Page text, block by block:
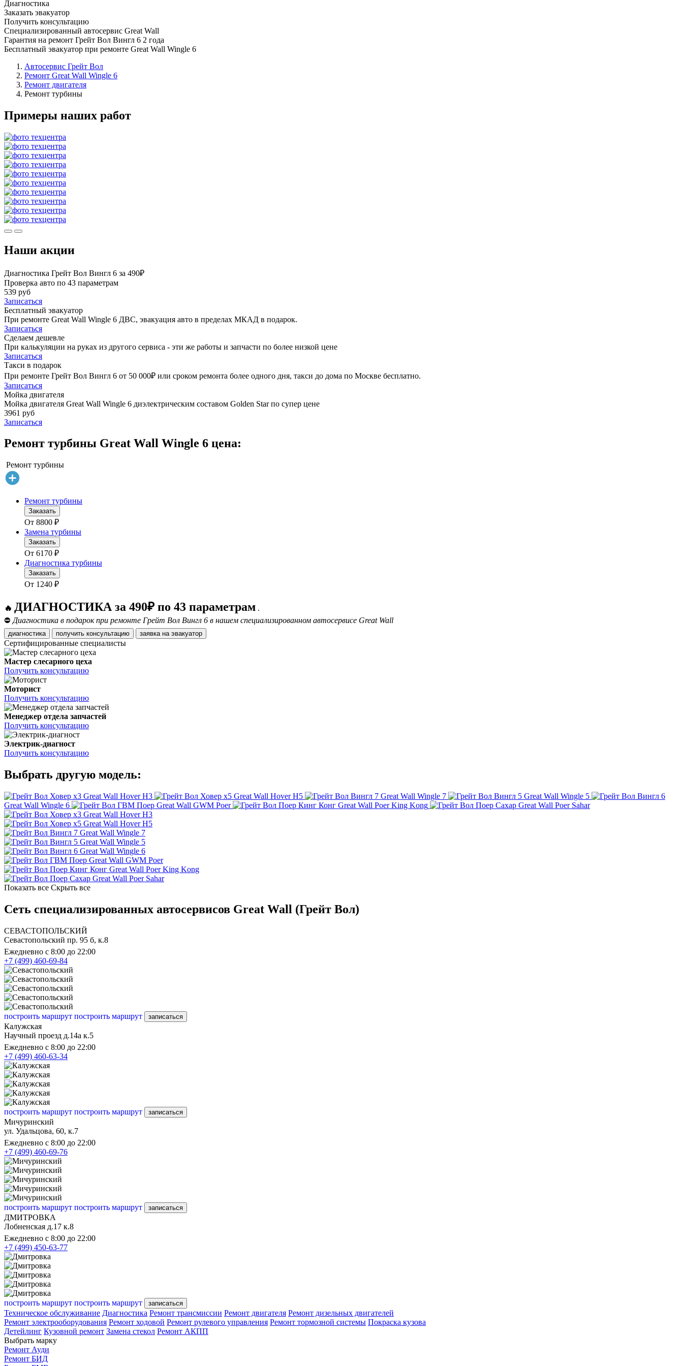
Диагностика
Заказать эвакуатор
Получить консультацию
Специализированный автосервис Great Wall
Гарантия на ремонт Грейт Вол Вингл 6 2 года
Бесплатный эвакуатор при ремонте Great Wall Wingle 6
Автосервис Грейт Вол
Ремонт Great Wall Wingle 6
Ремонт двигателя
Ремонт турбины
Примеры наших работ
Наши акции
Диагностика Грейт Вол Вингл 6 за 490₽
Проверка авто по 43 параметрам
539 руб
Записаться
Бесплатный эвакуатор
При ремонте Great Wall Wingle 6 ДВС, эвакуация авто в пределах МКАД в подарок.
Записаться
Сделаем дешевле
При калькуляции на руках из другого сервиса - эти же работы и запчасти по более низкой цене
Записаться
Такси в подарок
При ремонте Грейт Вол Вингл 6 от 50 000₽ или сроком ремонта более одного дня, такси до дома по Москве бесплатно.
Записаться
Мойка двигателя
Мойка двигателя Great Wall Wingle 6 диэлектрическим составом Golden Star по супер цене
3961 руб
Записаться
Ремонт турбины Great Wall Wingle 6 цена:
Ремонт турбины
Ремонт турбины
Заказать
От 8800 ₽
Замена турбины
Заказать
От 6170 ₽
Диагностика турбины
Заказать
От 1240 ₽
🔥 ДИАГНОСТИКА за 490₽ по 43 параметрам .
⛔ Диагностика в подарок при ремонте Грейт Вол Вингл 6 в нашем специализированном автосервисе Great Wall
диагностика получить консультацию заявка на эвакуатор
Сертифицированные специалисты
Мастер слесарного цеха
Получить консультацию
Моторист
Получить консультацию
Менеджер отдела запчастей
Получить консультацию
Электрик-диагност
Получить консультацию
Выбрать другую модель:
Great Wall Hover H3 Great Wall Hover H5 Great Wall Wingle 7
Great Wall Wingle 5
Great Wall Wingle 6
Great Wall GWM Poer Great Wall Poer King Kong
Great Wall Poer Sahar
Great Wall Hover H3
Great Wall Hover H5
Great Wall Wingle 7
Great Wall Wingle 5
Great Wall Wingle 6
Great Wall GWM Poer
Great Wall Poer King Kong
Great Wall Poer Sahar
Показать все Скрыть все
Сеть специализированных автосервисов Great Wall (Грейт Вол)
СЕВАСТОПОЛЬСКИЙ
Севастопольский пр. 95 б, к.8
Ежедневно с 8:00 до 22:00
+7 (499) 460-69-84
построить маршрут построить маршрут записаться
Калужская
Научный проезд д.14а к.5
Ежедневно с 8:00 до 22:00
+7 (499) 460-63-34
построить маршрут построить маршрут записаться
Мичуринский
ул. Удальцова, 60, к.7
Ежедневно с 8:00 до 22:00
+7 (499) 460-69-76
построить маршрут построить маршрут записаться
ДМИТРОВКА
Лобненская д.17 к.8
Ежедневно с 8:00 до 22:00
+7 (499) 450-63-77
построить маршрут построить маршрут записаться
Техническое обслуживание Диагностика Ремонт трансмиссии Ремонт двигателя Ремонт дизельных двигателей
Ремонт электрооборудования Ремонт ходовой Ремонт рулевого управления Ремонт тормозной системы Покраска кузова
Детейлинг Кузовной ремонт Замена стекол Ремонт АКПП
Выбрать марку
Ремонт Ауди
Ремонт БИД